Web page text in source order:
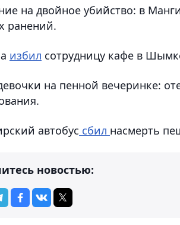
на двойное убийство: в
ранений.
избил сотрудницу кафе в
на пенной вечеринке:
автобус сбил насмерть
новостью: